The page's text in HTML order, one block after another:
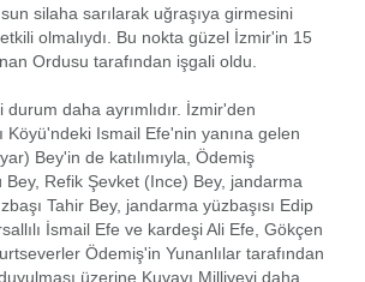
silaha sarılarak uğraşıya girmesini
olmalıydı. Bu nokta güzel İzmir'in 15
Ordusu tarafından işgali oldu.
daha ayrımlıdır. İzmir'den
Köyü'ndeki Ismail Efe'nin yanına gelen
Bey'in de katılımıyla, Ödemiş
Bey, Refik Şevket (Ince) Bey, jandarma
Tahir Bey, jandarma yüzbaşısı Edip
İsmail Efe ve kardeşi Ali Efe, Gökçen
Ödemiş'in Yunanlılar tarafından
üzerine Kuvayı Milliyeyi daha